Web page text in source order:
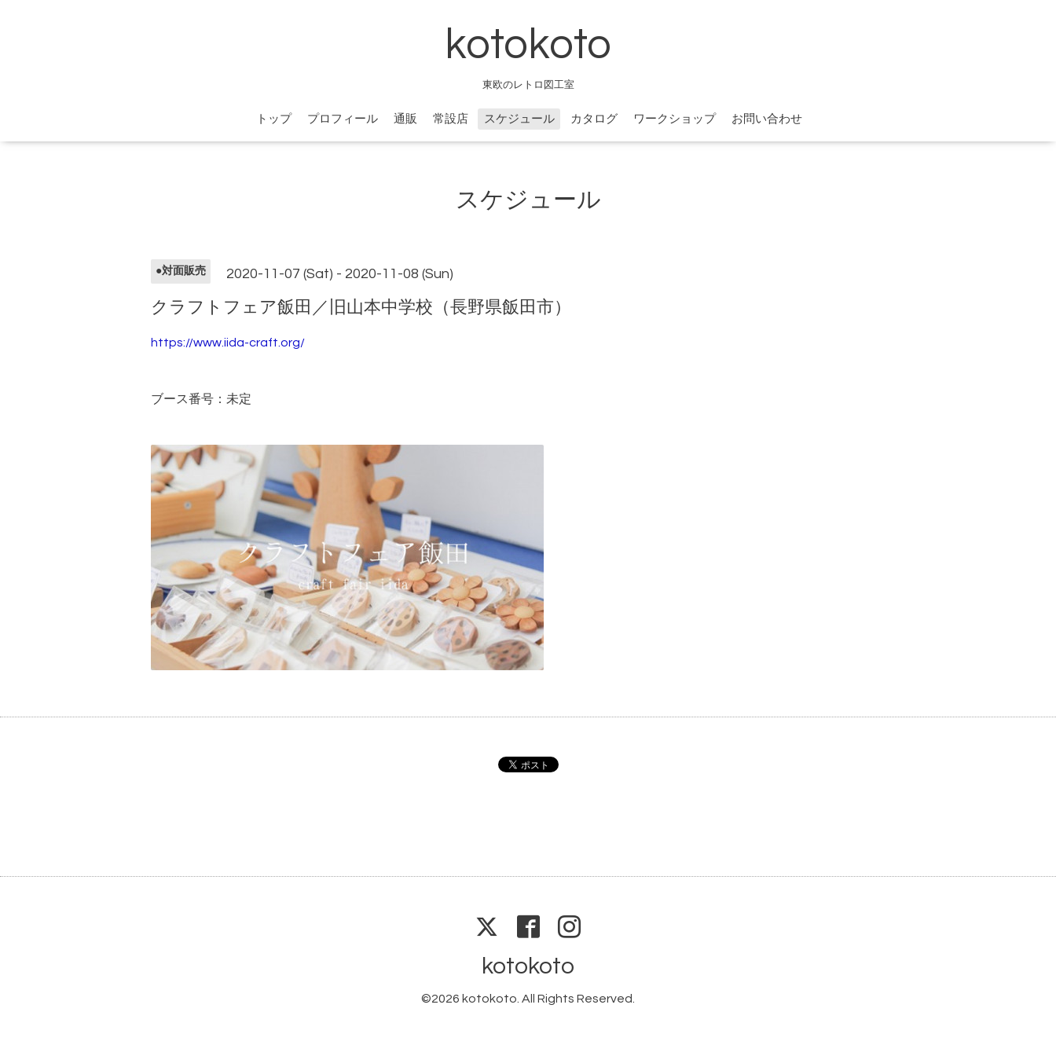
kotokoto
東欧のレトロ図工室
トップ プロフィール 通販 常設店 スケジュール カタログ ワークショップ お問い合わせ
スケジュール
●対面販売 2020-11-07 (Sat) - 2020-11-08 (Sun)
クラフトフェア飯田／旧山本中学校（長野県飯田市）
https://www.iida-craft.org/
ブース番号：未定
kotokoto
©2026 kotokoto . All Rights Reserved.